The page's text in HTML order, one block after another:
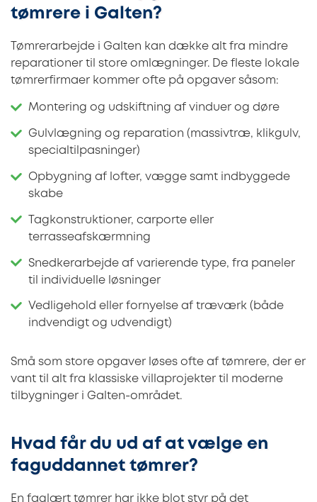
tømrere i Galten?
Tømrerarbejde i Galten kan dække alt fra mindre
reparationer til store omlægninger. De fleste lokale
tømrerfirmaer kommer ofte på opgaver såsom:
Montering og udskiftning af vinduer og døre
Gulvlægning og reparation (massivtræ, klikgulv,
specialtilpasninger)
Opbygning af lofter, vægge samt indbyggede
skabe
Tagkonstruktioner, carporte eller
terrasseafskærmning
Snedkerarbejde af varierende type, fra paneler
til individuelle løsninger
Vedligehold eller fornyelse af træværk (både
indvendigt og udvendigt)
Små som store opgaver løses ofte af tømrere, der er
vant til alt fra klassiske villaprojekter til moderne
tilbygninger i Galten-området.
Hvad får du ud af at vælge en
faguddannet tømrer?
En faglært tømrer har ikke blot styr på det